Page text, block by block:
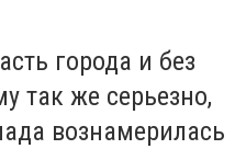
города и без
так же серьезно,
вознамерилась